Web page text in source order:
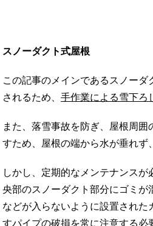
スノーダクト式屋根
この記事のメインであるスノー
されるため、 手作業による雪下ろ
また、落雪事故を防ぎ、屋根周
すため、屋根の端から水が垂れず
しかし、定期的なメンテナンス
央部のスノーダクト部分にゴミが
などが入らないように設置され
すパイプの破損を常に注意する必